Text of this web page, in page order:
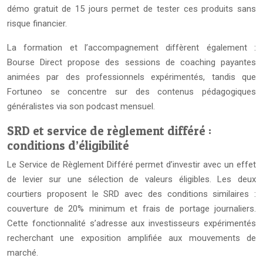
démo gratuit de 15 jours permet de tester ces produits sans
risque financier.
La formation et l’accompagnement diffèrent également :
Bourse Direct propose des sessions de coaching payantes
animées par des professionnels expérimentés, tandis que
Fortuneo se concentre sur des contenus pédagogiques
généralistes via son podcast mensuel.
SRD et service de règlement différé :
conditions d’éligibilité
Le Service de Règlement Différé permet d’investir avec un effet
de levier sur une sélection de valeurs éligibles. Les deux
courtiers proposent le SRD avec des conditions similaires :
couverture de 20% minimum et frais de portage journaliers.
Cette fonctionnalité s’adresse aux investisseurs expérimentés
recherchant une exposition amplifiée aux mouvements de
marché.